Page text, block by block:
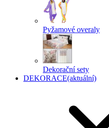
Pyžamové overaly
Dekorační sety
DEKORACE(aktuální)